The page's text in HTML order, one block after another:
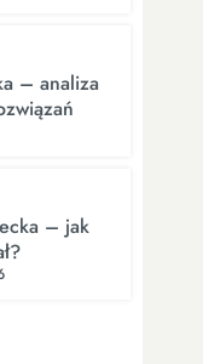
– analiza
– jak